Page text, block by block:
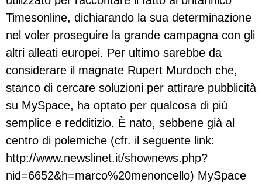
Timesonline, dichiarando la sua determinazione
nel voler proseguire la grande campagna con gli
altri alleati europei. Per ultimo sarebbe da
considerare il magnate Rupert Murdoch che,
stanco di cercare soluzioni per attirare pubblicità
su MySpace, ha optato per qualcosa di più
semplice e redditizio. È nato, sebbene già al
centro di polemiche (cfr. il seguente link:
http://www.newslinet.it/shownews.php?
nid=6652&h=marco%20menoncello) MySpace